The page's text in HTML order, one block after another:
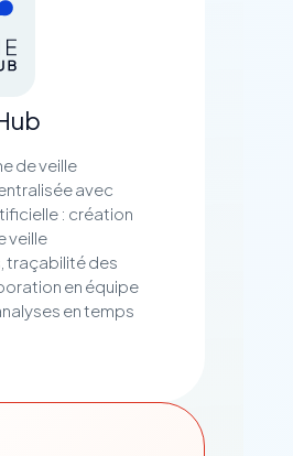
de veille
avec
: création
veille
traçabilité des
en équipe
en temps